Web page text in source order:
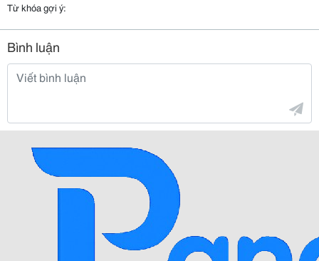
Từ khóa gợi ý:
Bình luận